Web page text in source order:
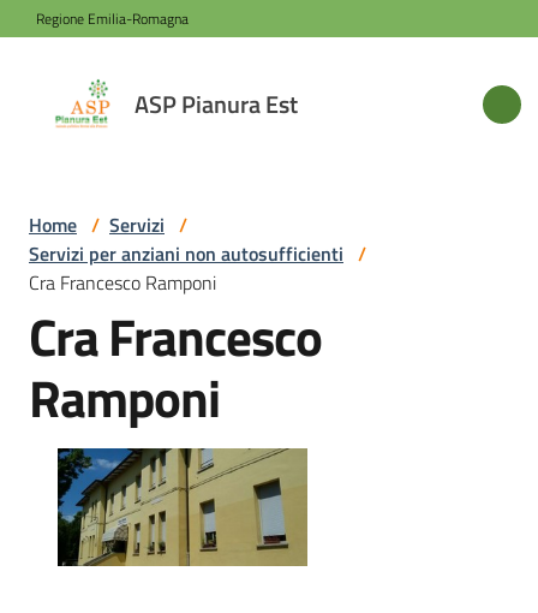
Vai al contenuto
Vai alla navigazione
Vai al footer
Regione Emilia-Romagna
ASP Pianura Est
ASP
Pianura
Azienda
Novità
Servizi
Sede
contatti
Home / Servizi /
Servizi per anziani non autosufficienti /
Cra Francesco Ramponi
Cra Francesco
Ramponi